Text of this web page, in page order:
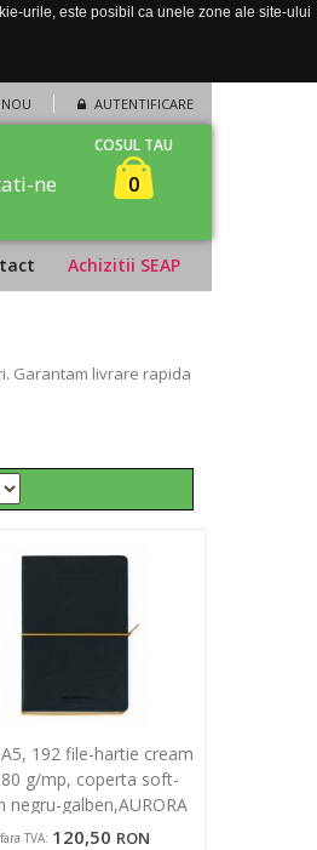
urile, este posibil ca unele zone ale site-ului
AUTENTIFICARE
ne
COSUL TAU
0
Achizitii SEAP
Garantam livrare rapida
192 file-hartie cream
g/mp, coperta soft-
negru-galben,AURORA
Tesoro - dictando
fara TVA: 120,50 RON